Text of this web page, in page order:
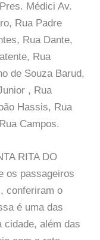
Médici Av.
Rua Padre
Rua Dante,
Rua
de Souza Barud,
, Rua
Hassis, Rua
Campos.
RITA DO
os passageiros
conferiram o
é uma das
cidade, além das